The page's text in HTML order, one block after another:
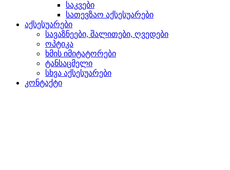
საკვები
სათევზაო აქსესუარები
აქსესუარები
სავაზნეები, შალითები, ღვედები
ოპტიკა
ხმის იმიტატორები
ტანსაცმელი
სხვა აქსესუარები
კონტაქტი